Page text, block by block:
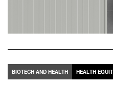
BIOTECH AND HEALTH HEALTH